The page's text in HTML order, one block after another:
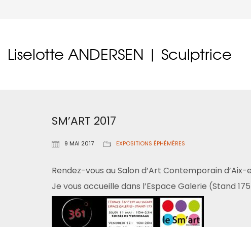
Liselotte ANDERSEN | Sculptrice
SM’ART 2017
9 MAI 2017 EXPOSITIONS ÉPHÉMÈRES
Rendez-vous au Salon d’Art Contemporain
Je vous accueille dans l’Espace Galerie (Stand